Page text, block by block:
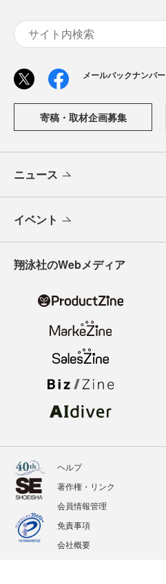
メールバックナンバー
寄稿・取材企画募集
ニュース
イベント
翔泳社のWebメディア
ヘルプ
著作権・リンク
会員情報管理
免責事項
会社概要